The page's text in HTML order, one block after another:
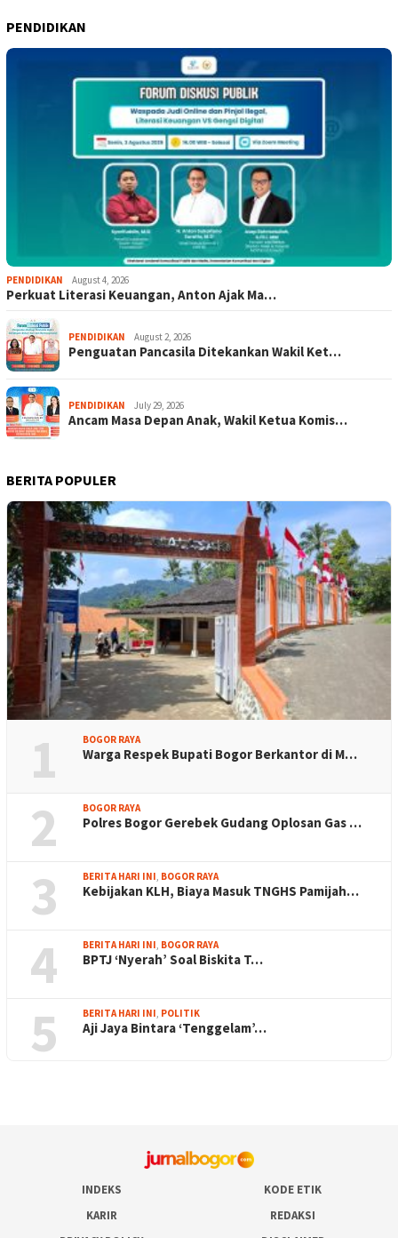
PENDIDIKAN
PENDIDIKAN August 4, 2026
Perkuat Literasi Keuangan, Anton Ajak Ma…
PENDIDIKAN August 2, 2026
Penguatan Pancasila Ditekankan Wakil Ket…
PENDIDIKAN July 29, 2026
Ancam Masa Depan Anak, Wakil Ketua Komis…
BERITA POPULER
1 BOGOR RAYA
Warga Respek Bupati Bogor Berkantor di M…
2 BOGOR RAYA
Polres Bogor Gerebek Gudang Oplosan Gas …
3 BERITA HARI INI, BOGOR RAYA
Kebijakan KLH, Biaya Masuk TNGHS Pamijah…
4 BERITA HARI INI, BOGOR RAYA
BPTJ ‘Nyerah’ Soal Biskita T…
5 BERITA HARI INI, POLITIK
Aji Jaya Bintara ‘Tenggelam’…
INDEKS
KODE ETIK
KARIR
REDAKSI